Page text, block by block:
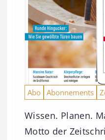
Abo Abonnements
Wissen. Planen.
Motto der